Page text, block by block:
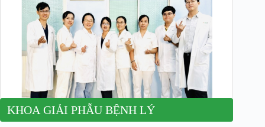
KHOA GIẢI PHẪU BỆNH LÝ